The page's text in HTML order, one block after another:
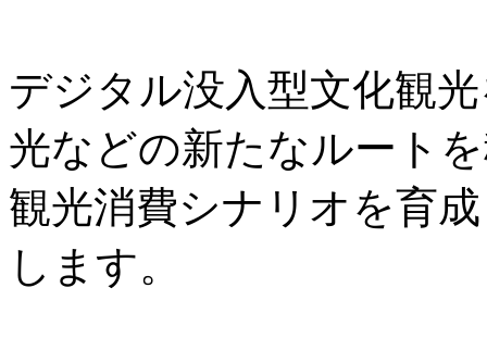
デジタル没入型文化観
光などの新たなルート
観光消費シナリオを育
します。